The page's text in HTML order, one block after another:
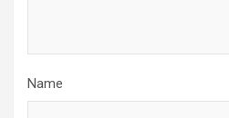
Name